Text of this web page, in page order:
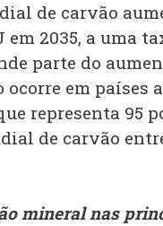
de carvão
em 2035, a uma
parte do
ocorre em países
representa 95
de carvão
mineral nas